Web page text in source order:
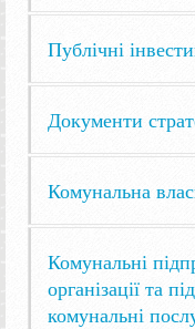
Публічні
Документи
Комунальна
Комунальні
організації та
комунальні